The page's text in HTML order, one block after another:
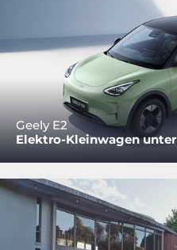
Geely E2
Elektro-Kleinwagen